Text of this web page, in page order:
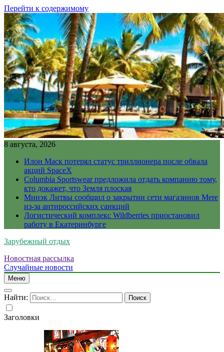
Перейти к содержимому
8 августа, 2026
Илон Маск потерял статус триллионера после обвала
акций SpaceX
Columbia Sportswear предложила отдать компанию тому,
кто докажет, что Земля плоская
Минэк Литвы сообщил о закрытии сети магазинов Mere
из-за антироссийских санкций
Логистический комплекс Wildberries приостановил
работу в Екатеринбурге
Зарубежный отдых
Новостная рассылка
Случайные новости
Меню
Найти:
Заголовки